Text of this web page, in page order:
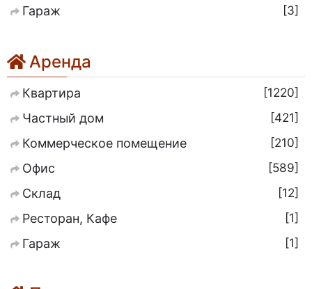
Гараж
3
Аренда
Квартира
1220
Частный дом
421
Коммерческое помещение
210
Офис
589
Склад
12
Ресторан, Кафе
1
Гараж
1